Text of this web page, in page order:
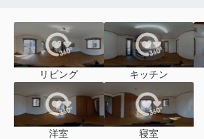
リビング キッチン
洋室 寝室